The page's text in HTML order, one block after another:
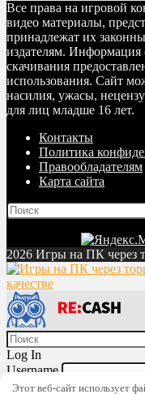
Все права на игровой
видео материалы,
принадлежат их
издателям. Информация
скачивания
использования. Сайт
насилия, ужасы,
для лиц младше 16 лет.
Контакты
Политика
Правообладателям
Карта сайта
2026 Игры на ПК через
Log In
Username
Password
Этот веб-сайт использует